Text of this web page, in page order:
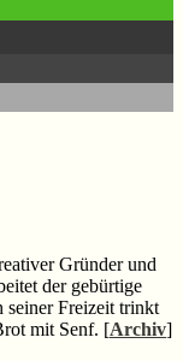
Gründer und
der gebürtige
seiner Freizeit trinkt
mit Senf. [Archiv]